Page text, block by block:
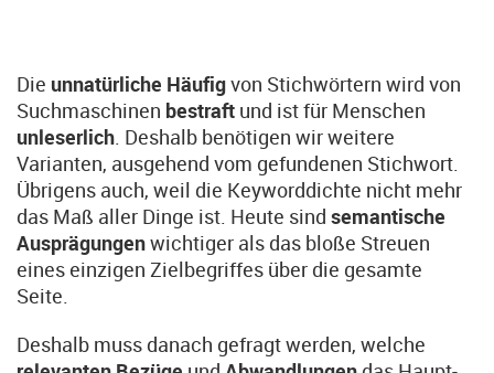
Die unnatürliche Häufigvon Stichwörtern wird von
Suchmaschinen bestraft und ist für Menschen
unleserlich. Deshalb benötigen wir weitere
Varianten, ausgehend vom gefundenen Stichwort.
Übrigens auch, weil die Keyworddichte nicht mehr
das Maß aller Dinge ist. Heute sind semantische
Ausprägungenwichtiger als das bloße Streuen
eines einzigen Zielbegriffes über die gesamte
Seite.
Deshalb muss danach gefragt werden, welche